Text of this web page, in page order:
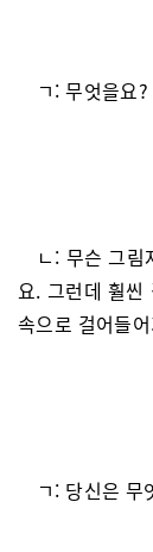
ㄱ: 무엇을요?
ㄴ: 무슨 그
요. 그런데 훨씬
속으로 걸어들
ㄱ: 당신은 무